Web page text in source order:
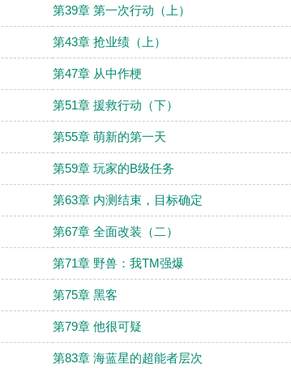
第39章 第一次行动（上）
第43章 抢业绩（上）
第47章 从中作梗
第51章 援救行动（下）
第55章 萌新的第一天
第59章 玩家的B级任务
第63章 内测结束，目标确定
第67章 全面改装（二）
第71章 野兽：我TM强爆
第75章 黑客
第79章 他很可疑
第83章 海蓝星的超能者层次